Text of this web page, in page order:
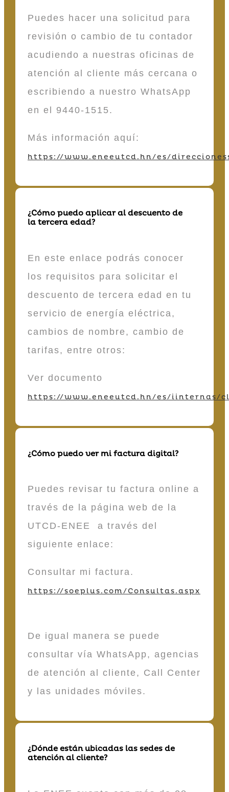
Puedes hacer una solicitud para
revisión o cambio de tu contador
acudiendo a nuestras oficinas de
atención al cliente más cercana o
escribiendo a nuestro WhatsApp
en el 9440-1515.
Más información aquí:
https://www.eneeutcd.hn/es/
¿Cómo puedo aplicar al descuento de
la tercera edad?
En este enlace podrás conocer
los requisitos para solicitar el
descuento de tercera edad en tu
servicio de energía eléctrica,
cambios de nombre, cambio de
tarifas, entre otros:
Ver documento
https://www.eneeutcd.hn/es/iinternas/
¿Cómo puedo ver mi factura digital?
Puedes revisar tu factura online a
través de la página web de la
UTCD-ENEE a través del
siguiente enlace:
Consultar mi factura.
https://soeplus.com/Consultas.aspx
De igual manera se puede
consultar vía WhatsApp, agencias
de atención al cliente, Call Center
y las unidades móviles.
¿Dónde están ubicadas las sedes de
atención al cliente?